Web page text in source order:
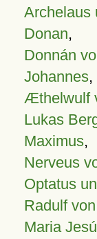
Archelaus
Donan,
Donnán
Johannes,
Æthelwulf
Lukas
Maximus,
Nerveus
Optatus
Radulf
Maria